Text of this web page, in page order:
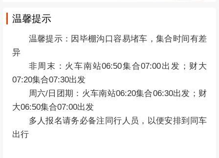
温馨提示
温馨提示：因毕棚沟口容易堵车，集合时间有差
异
非周末：火车南站06:50集合07:00出发；财大
07:20集合07:30出发
周六/日团期： 火车南站06:20集合06:30出发；财
大06:50集合07:00出发
多人报名请务必备注同行人员，以便安排到同车
出行